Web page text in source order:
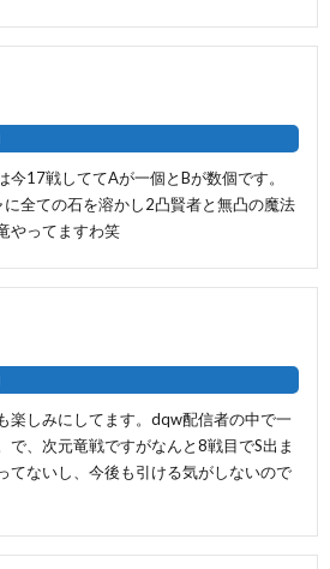
今17戦しててAが一個とBが数個です。
全ての石を溶かし2凸賢者と無凸の魔法
やってますわ笑
楽しみにしてます。dqw配信者の中で一
で、次元竜戦ですがなんと8戦目でS出ま
てないし、今後も引ける気がしないので